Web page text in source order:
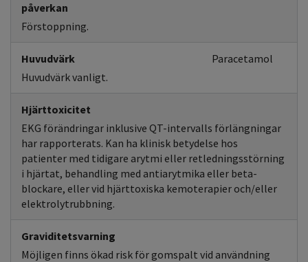
påverkan
Förstoppning.
Huvudvärk
Paracetamol
Huvudvärk vanligt.
Hjärttoxicitet
EKG förändringar inklusive QT-intervalls förlängningar
har rapporterats. Kan ha klinisk betydelse hos
patienter med tidigare arytmi eller retledningsstörning
i hjärtat, behandling med antiarytmika eller beta-
blockare, eller vid hjärttoxiska kemoterapier och/eller
elektrolytrubbning.
Graviditetsvarning
Möjligen finns ökad risk för gomspalt vid användning